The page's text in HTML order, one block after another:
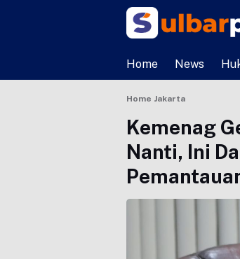
Home News
Home Jakarta
Kemenag
Nanti, Ini